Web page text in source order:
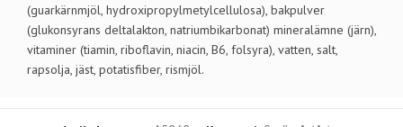
(guarkärnmjöl, hydroxipropylmetylcellulosa), bakpulver
(glukonsyrans deltalakton, natriumbikarbonat) mineralämne (järn),
vitaminer (tiamin, riboflavin, niacin, B6, folsyra), vatten, salt,
rapsolja, jäst, potatisfiber, rismjöl.